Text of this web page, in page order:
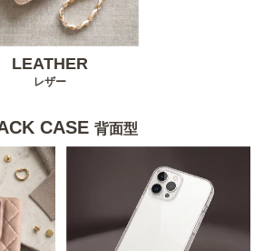
LEATHER
レザー
CASE 背面型